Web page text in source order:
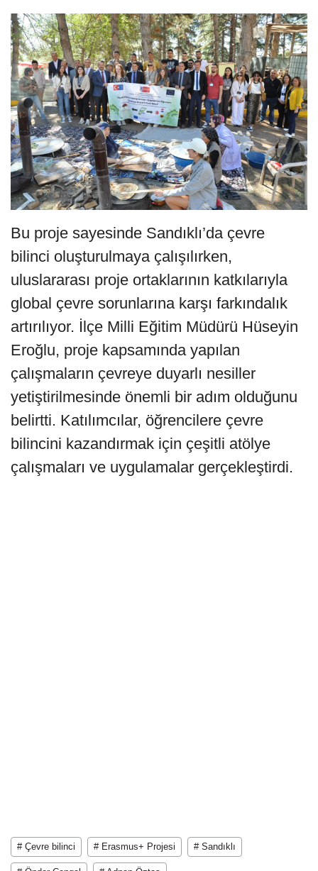
Bu proje sayesinde Sandıklı’da çevre
bilinci oluşturulmaya çalışılırken,
uluslararası proje ortaklarının katkılarıyla
global çevre sorunlarına karşı farkındalık
artırılıyor. İlçe Milli Eğitim Müdürü Hüseyin
Eroğlu, proje kapsamında yapılan
çalışmaların çevreye duyarlı nesiller
yetiştirilmesinde önemli bir adım olduğunu
belirtti. Katılımcılar, öğrencilere çevre
bilincini kazandırmak için çeşitli atölye
çalışmaları ve uygulamalar gerçekleştirdi.
# Çevre bilinci # Erasmus+ Projesi # Sandıklı